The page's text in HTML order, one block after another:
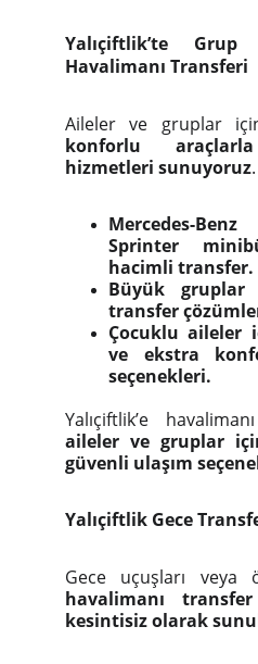
Yalıçiftlik’te
Havalimanı Transferi
Aileler ve gruplar
konforlu
hizmetleri sunuyoruz.
Mercedes-
Sprinter
hacimli transfer.
Büyük
transfer
Çocuklu aileler
ve ekstra
seçenekleri.
Yalıçiftlik’e
aileler ve gruplar
güvenli ulaşım
Yalıçiftlik Gece
Gece uçuşları veya
havalimanı
kesintisiz olarak